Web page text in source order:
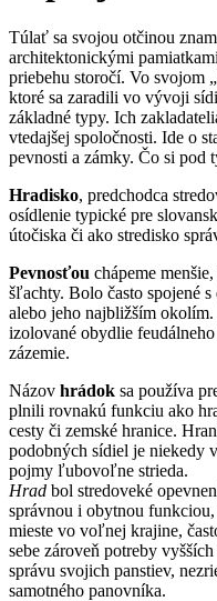
Túlať sa svojou otčinou
architektonickými
priebehu storočí. Vo svojom
ktoré sa zaradili vo vývoji
základné typy. Ich
vtedajšej spoločnosti. Ide o
pevnosti a zámky. Čo si pod
Hradisko, predchodca
osídlenie typické pre
útočiska či ako stredisko
Pevnosťou chápeme
šľachty. Bolo často spojené
alebo jeho najbližším
izolované obydlie
zázemie.
Názov hrádok sa používa
plnili rovnakú funkciu ako
cesty či zemské hranice.
podobných sídiel je niekedy
pojmy ľubovoľne strieda.
Hrad bol stredoveké
správnou i obytnou
mieste vo voľnej krajine,
sebe zároveň potreby
správu svojich panstiev,
samotného panovníka.